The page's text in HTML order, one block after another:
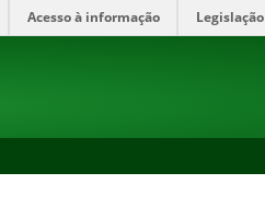
Acesso à informação Legislação